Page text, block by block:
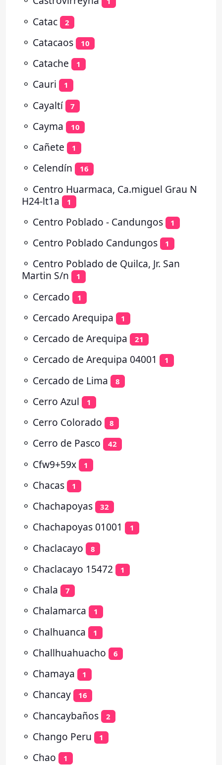
⚬ Catac 2
⚬ Catacaos 10
⚬ Catache 1
⚬ Cauri 1
⚬ Cayaltí 7
⚬ Cayma 10
⚬ Cañete 1
⚬ Celendín 16
⚬ Centro Huarmaca, Ca.miguel Grau N
H24-lt1a
1
⚬ Centro Poblado - Candungos 1
⚬ Centro Poblado Candungos 1
⚬ Centro Poblado de Quilca, Jr. San
Martin S/n
1
⚬ Cercado 1
⚬ Cercado Arequipa 1
⚬ Cercado de Arequipa 21
⚬ Cercado de Arequipa 04001 1
⚬ Cercado de Lima 8
⚬ Cerro Azul 1
⚬ Cerro Colorado 8
⚬ Cerro de Pasco 42
⚬ Cfw9+59x 1
⚬ Chacas 1
⚬ Chachapoyas 32
⚬ Chachapoyas 01001 1
⚬ Chaclacayo 8
⚬ Chaclacayo 15472 1
⚬ Chala 7
⚬ Chalamarca 1
⚬ Chalhuanca 1
⚬ Challhuahuacho 6
⚬ Chamaya 1
⚬ Chancay 16
⚬ Chancaybaños 2
⚬ Chango Peru 1
⚬ Chao 1